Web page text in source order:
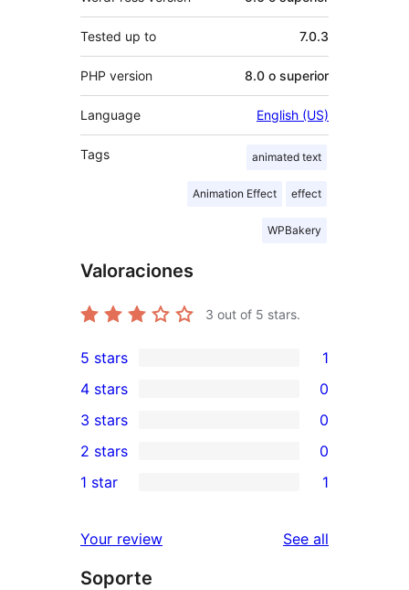
Tested up to 7.0.3
PHP version 8.0 o superior
Language English (US)
Tags animated text
Animation Effect effect
WPBakery
Valoraciones
3 out of 5 stars.
1
5-
star
review
5 stars 1
4-
star
reviews
4 stars 0
0
3-
star
3 stars 0
2-
reviews
2 stars 0
star
review
1 star 1
Your review See all
Soporte